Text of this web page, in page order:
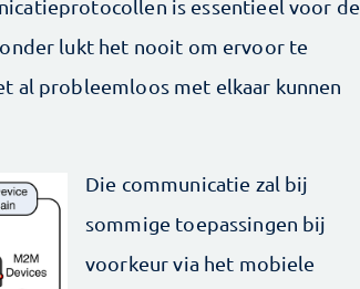
is essentieel voor de
lukt het nooit om ervoor te
al probleemloos met elkaar kunnen
Die communicatie zal bij
sommige toepassingen bij
voorkeur via het mobiele